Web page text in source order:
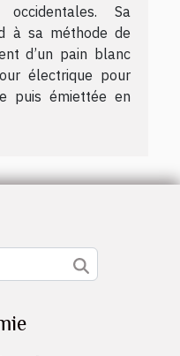
occidentales. Sa
à sa méthode de
d’un pain blanc
électrique pour
puis émiettée en